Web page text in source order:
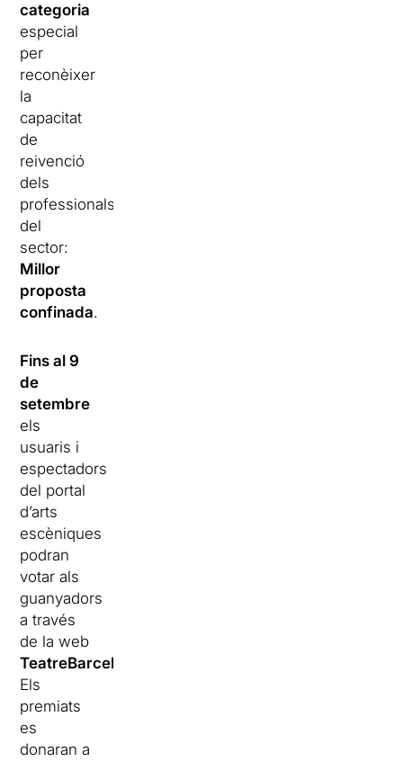
categoria
especial
per
reconèixer
la
capacitat
de
reivenció
dels
professionals
del
sector:
Millor
proposta
confinada.
Fins al 9
de
setembre
els
usuaris i
espectadors
del portal
d’arts
escèniques
podran
votar als
guanyadors
a través
de la web
TeatreBarcelona.com
Els
premiats
es
donaran a